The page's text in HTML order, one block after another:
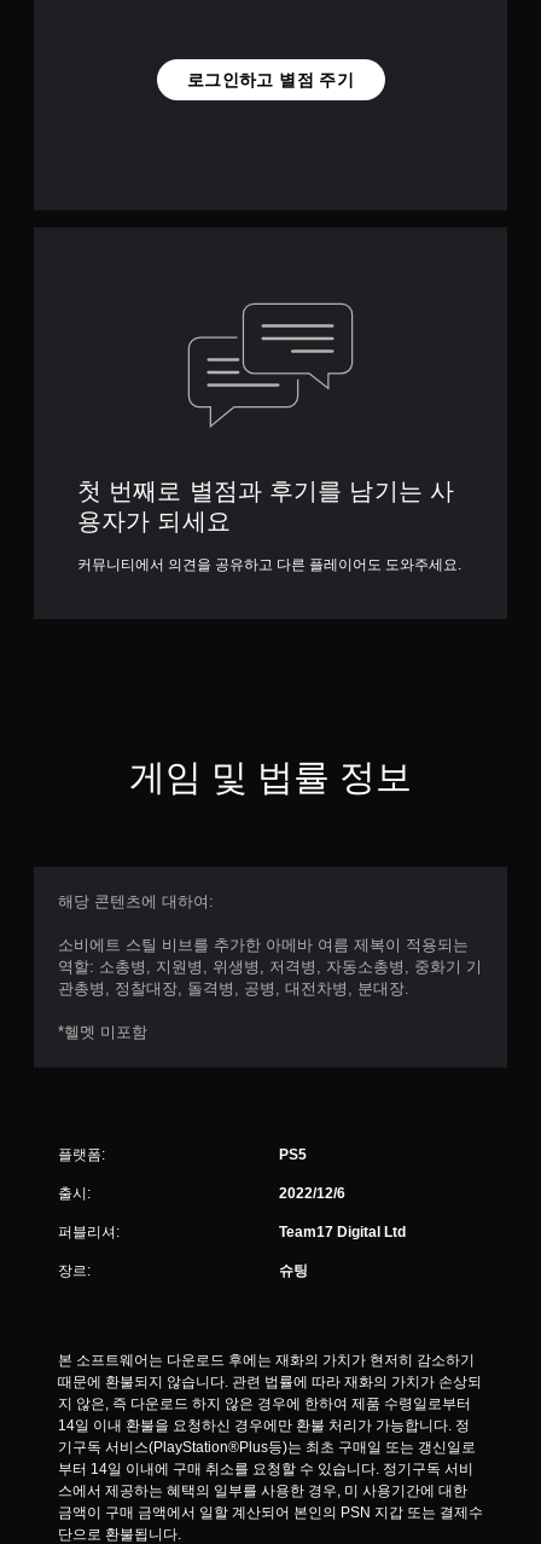
로그인하고 별점 주기
첫 번째로 별점과 후기를 남기는 사
용자가 되세요
커뮤니티에서 의견을 공유하고 다른 플레이어도 도와주세요.
게임 및 법률 정보
해당 콘텐츠에 대하여:
소비에트 스틸 비브를 추가한 아메바 여름 제복이 적용되는
역할: 소총병, 지원병, 위생병, 저격병, 자동소총병, 중화기 기
관총병, 정찰대장, 돌격병, 공병, 대전차병, 분대장.
*헬멧 미포함
플랫폼: PS5
출시: 2022/12/6
퍼블리셔: Team17 Digital Ltd
장르: 슈팅
본 소프트웨어는 다운로드 후에는 재화의 가치가 현저히 감소하기
때문에 환불되지 않습니다. 관련 법률에 따라 재화의 가치가 손상되
지 않은, 즉 다운로드 하지 않은 경우에 한하여 제품 수령일로부터
14일 이내 환불을 요청하신 경우에만 환불 처리가 가능합니다. 정
기구독 서비스(PlayStation®Plus등)는 최초 구매일 또는 갱신일로
부터 14일 이내에 구매 취소를 요청할 수 있습니다. 정기구독 서비
스에서 제공하는 혜택의 일부를 사용한 경우, 미 사용기간에 대한
금액이 구매 금액에서 일할 계산되어 본인의 PSN 지갑 또는 결제수
단으로 환불됩니다.